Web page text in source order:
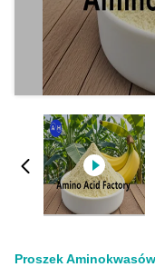
Proszek